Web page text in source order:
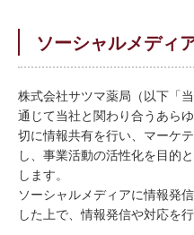
ソーシャルメディ
株式会社サツマ薬局（以下「
通じて当社と関わり合うあら
切に情報共有を行い、マーケ
し、事業活動の活性化を目的
します。
ソーシャルメディアに情報発
した上で、情報発信や対応を